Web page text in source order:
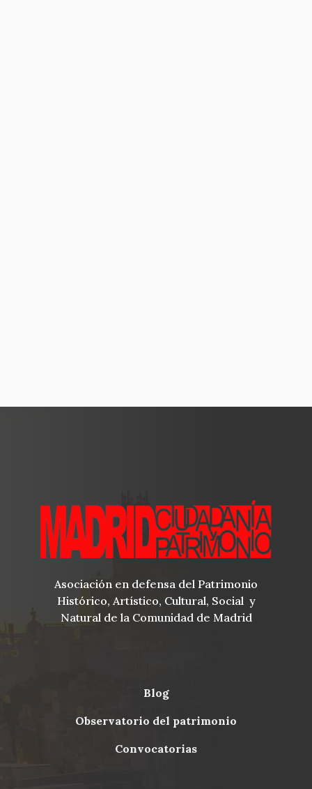
Asociación en defensa del Patrimonio
Histórico, Artístico, Cultural, Social y
Natural de la Comunidad de Madrid
Menu
blog
observatorio del patrimonio
convocatorias